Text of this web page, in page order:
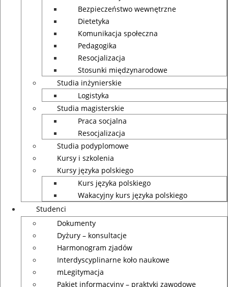
Bezpieczeństwo wewnętrzne
Dietetyka
Komunikacja społeczna
Pedagogika
Resocjalizacja
Stosunki międzynarodowe
Studia inżynierskie
Logistyka
Studia magisterskie
Praca socjalna
Resocjalizacja
Studia podyplomowe
Kursy i szkolenia
Kursy języka polskiego
Kurs języka polskiego
Wakacyjny kurs języka polskiego
Studenci
Dokumenty
Dyżury – konsultacje
Harmonogram zjadów
Interdyscyplinarne koło naukowe
mLegitymacja
Pakiet informacyjny – praktyki zawodowe